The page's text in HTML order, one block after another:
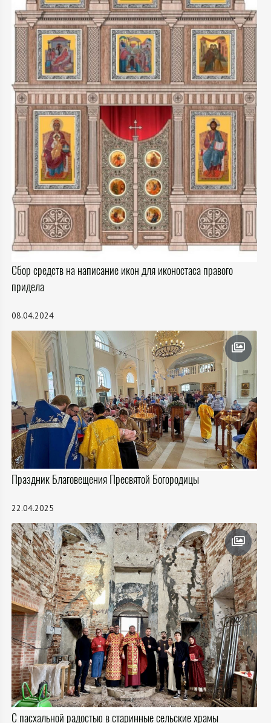
Сбор средств на написание икон для иконостаса правого
придела
08.04.2024
Праздник Благовещения Пресвятой Богородицы
22.04.2025
С пасхальной радостью в старинные сельские храмы